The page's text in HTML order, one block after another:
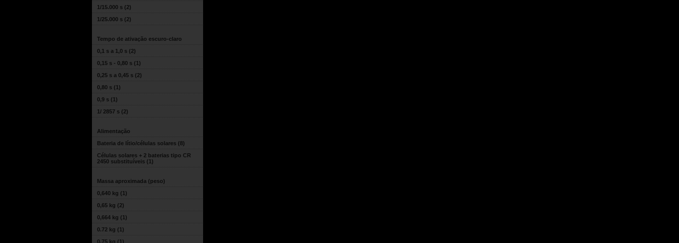
1/15.000 s (2)
1/25.000 s (2)
Tempo de ativação escuro-claro
0,1 s a 1,0 s (2)
0,15 s - 0,80 s (1)
0,25 s a 0,45 s (2)
0,80 s (1)
0,9 s (1)
1/ 2857 s (2)
Alimentação
Bateria de lítio/células solares (8)
Células solares + 2 baterias tipo CR
2450 substituíveis (1)
Massa aproximada (peso)
0,640 kg (1)
0,65 kg (2)
0,664 kg (1)
0.72 kg (1)
0.75 kg (1)